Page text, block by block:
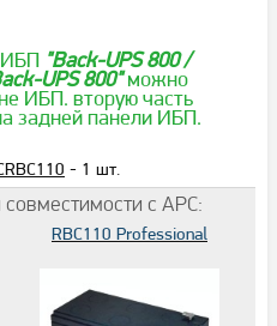
ИБП "Back-UPS 800 /
UPS 800"можно
ИБП. вторую часть
задней панели ИБП.
- 1 шт.
с APC:
RBC110 Professional